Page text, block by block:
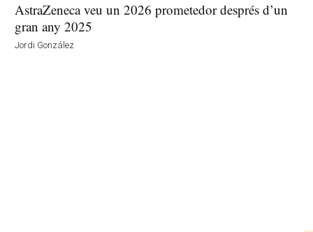
AstraZeneca veu un 2026 prometedor després d’un
gran any 2025
Jordi González